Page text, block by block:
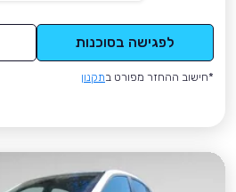
לפגישה בסוכנות
*חישוב ההחזר מפורט בתקנון